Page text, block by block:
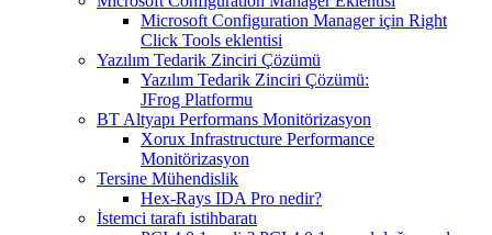
Microsoft Configuration Manager için Right
Click Tools eklentisi
Yazılım Tedarik Zinciri Çözümü
Yazılım Tedarik Zinciri Çözümü:
JFrog Platformu
BT Altyapı Performans Monitörizasyon
Xorux Infrastructure Performance
Monitörizasyon
Tersine Mühendislik
Hex-Rays IDA Pro nedir?
İstemci tarafı istihbaratı